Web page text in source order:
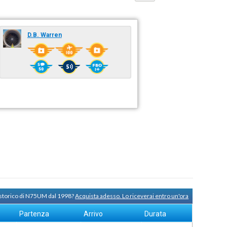
D.B. Warren
di N75UM dal 1998?Acquista adesso. Lo riceverai entro un'ora
Partenza Arrivo Durata